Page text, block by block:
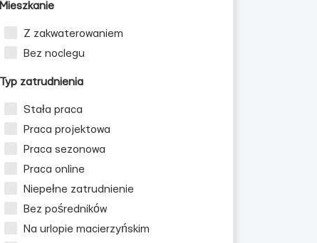
Mieszkanie
Z zakwaterowaniem
Bez noclegu
Typ zatrudnienia
Stała praca
Praca projektowa
Praca sezonowa
Praca online
Niepełne zatrudnienie
Bez pośredników
Na urlopie macierzyńskim